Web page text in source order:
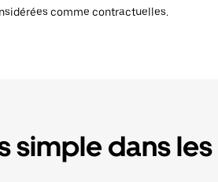
comme contractuelles.
simple dans